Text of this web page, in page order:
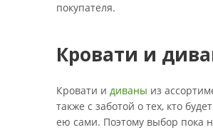
покупателя.
Кровати и
Кровати и диваны из
также с заботой о тех, кто
ею сами. Поэтому выбор пока